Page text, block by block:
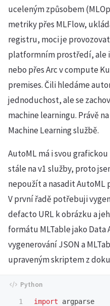
uceleným způsobem
metriky přes MLFlow,
registru, moci je
platformním prostředí, ale
nebo přes Arc v compute
premises. Čili hledáme
jednoduchost, ale se
machine learningu. Právě
Machine Learning službě.
AutoML má i svou
stále na v1 služby, proto
nepoužít a nasadit AutoML
V první řadě potřebuji
defacto URL k obrázku a
formátu MLTable jako Data
vygenerování JSON a
upraveným skriptem z
1
import
argparse